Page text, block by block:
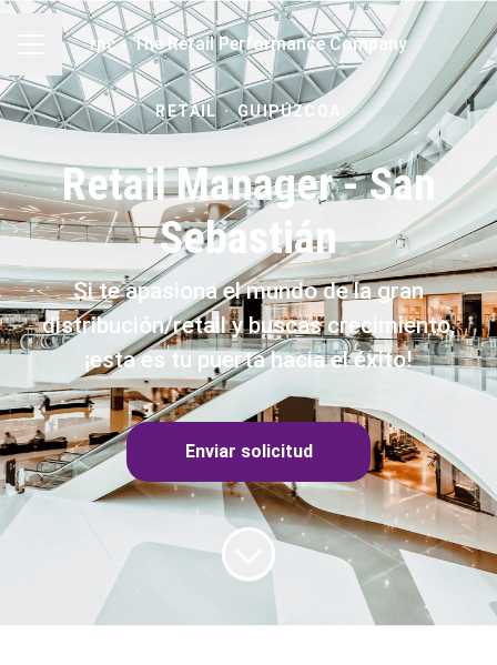
MENÚ DE EMPLEOrpc - The Retail Performance Company
RETAIL · GUIPÚZCOA
Retail Manager - San
Sebastián
Si te apasiona el mundo de la gran
distribución/retail y buscas crecimiento,
¡esta es tu puerta hacia el éxito!
Enviar solicitud